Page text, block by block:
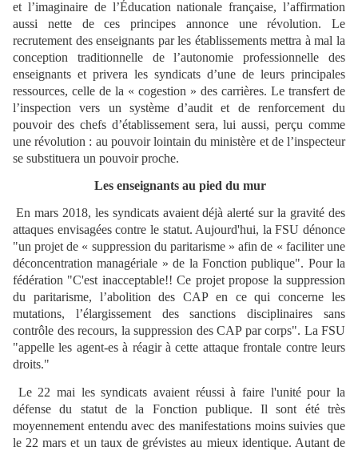
et l’imaginaire de l’Éducation nationale française, l’affirmation
aussi nette de ces principes annonce une révolution. Le
recrutement des enseignants par les établissements mettra à mal la
conception traditionnelle de l’autonomie professionnelle des
enseignants et privera les syndicats d’une de leurs principales
ressources, celle de la « cogestion » des carrières. Le transfert de
l’inspection vers un système d’audit et de renforcement du
pouvoir des chefs d’établissement sera, lui aussi, perçu comme
une révolution : au pouvoir lointain du ministère et de l’inspecteur
se substituera un pouvoir proche.
Les enseignants au pied du mur
En mars 2018, les syndicats avaient déjà alerté sur la gravité des
attaques envisagées contre le statut. Aujourd'hui, la FSU dénonce
"un projet de « suppression du paritarisme » afin de « faciliter une
déconcentration managériale » de la Fonction publique". Pour la
fédération "C'est inacceptable!! Ce projet propose la suppression
du paritarisme, l’abolition des CAP en ce qui concerne les
mutations, l’élargissement des sanctions disciplinaires sans
contrôle des recours, la suppression des CAP par corps". La FSU
"appelle les agent-es à réagir à cette attaque frontale contre leurs
droits."
Le 22 mai les syndicats avaient réussi à faire l'unité pour la
défense du statut de la Fonction publique. Il sont été très
moyennement entendu avec des manifestations moins suivies que
le 22 mars et un taux de grévistes au mieux identique. Autant de